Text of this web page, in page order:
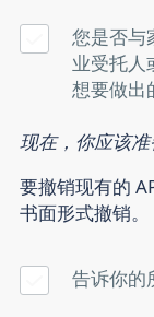
您是否与
业受托人
想要做出
现在，你应该
要撤销现有的
书面形式撤销。
告诉你的